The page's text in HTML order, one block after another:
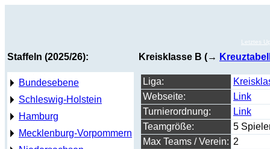
Letztes
Staffeln (2025/26):
Bundesebene
Schleswig-Holstein
Hamburg
Mecklenburg-Vorpommern
Kreisklasse B (→
Liga:
Webseite:
Link
Turnierordnung:
Link
Teamgröße:
5
Max Teams / Verein: 2